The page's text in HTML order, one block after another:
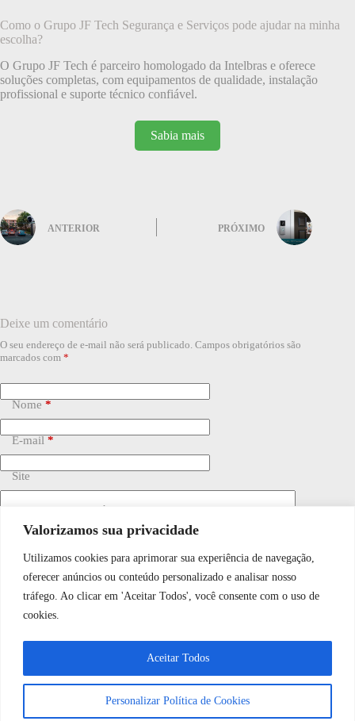
Valorizamos sua privacidade
Utilizamos cookies para aprimorar sua experiência de navegação,
oferecer anúncios ou conteúdo personalizado e analisar nosso
tráfego. Ao clicar em 'Aceitar Todos', você consente com o uso de
cookies.
Personalizar Política de Cookies
Aceitar Todos
Como o Grupo JF Tech Segurança e Serviços pode ajudar na minha
escolha?
O Grupo JF Tech é parceiro homologado da Intelbras e oferece
soluções completas, com equipamentos de qualidade, instalação
profissional e suporte técnico confiável.
Sabia mais
ANTERIOR PRÓXIMO
Deixe um comentário
O seu endereço de e-mail não será publicado. Campos obrigatórios são
marcados com *
Nome *
E-mail *
Site
Adicionar comentário
Salvar meu nome, e-mail e site neste navegador para a
próxima vez que eu comentar.
Publicar comentário
WhatsApp JF Tech
Vamos conversar e descobrir como
podemos ajudá-lo hoje?